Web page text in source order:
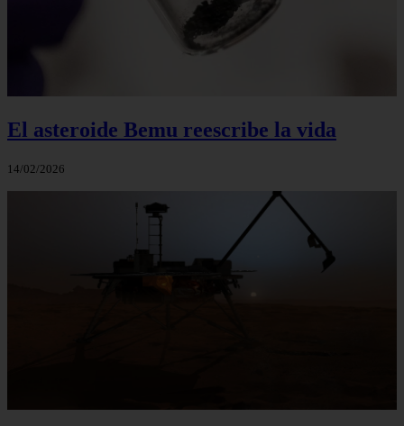
El asteroide Bemu reescribe la vida
14/02/2026